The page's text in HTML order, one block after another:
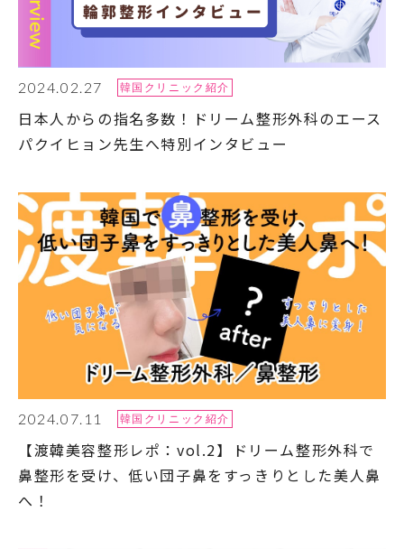
2024.02.27 韓国クリニック紹介
日本人からの指名多数！ドリーム整形外科のエース
パクイヒョン先生へ特別インタビュー
2024.07.11 韓国クリニック紹介
【渡韓美容整形レポ：vol.2】ドリーム整形外科で
鼻整形を受け、低い団子鼻をすっきりとした美人鼻
へ！